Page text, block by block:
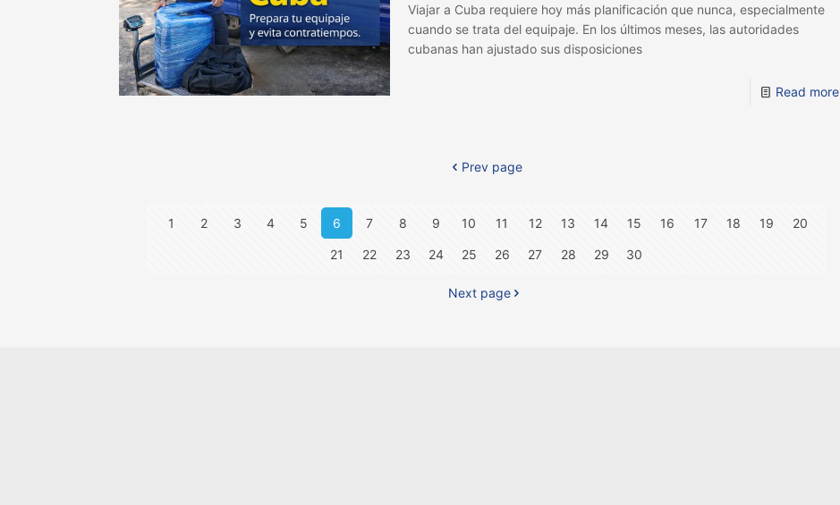
Viajar a Cuba requiere hoy más planificación que nunca, especialmente
cuando se trata del equipaje. En los últimos meses, las autoridades
cubanas han ajustado sus disposiciones
Read more
Prev page
1 2 3 4 5 6 7 8 9 10 11 12 13 14 15 16 17 18 19 20
21 22 23 24 25 26 27 28 29 30
Next page